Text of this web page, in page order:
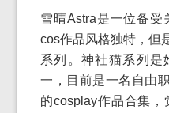
雪晴Astra是一位备受
cos作品风格独特，但
系列。神社猫系列是
一，目前是一名自由
的cosplay作品合集